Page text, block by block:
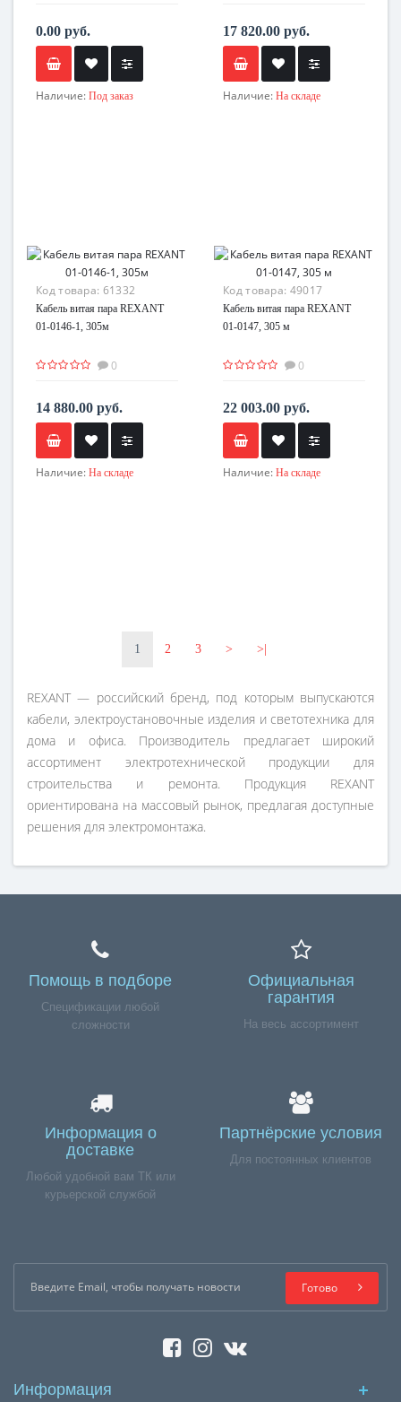
0.00 руб.
Наличие: Под заказ
17 820.00 руб.
Наличие: На складе
Код товара: 61332
Кабель витая пара REXANT
01-0146-1, 305м
0
14 880.00 руб.
Наличие: На складе
Код товара: 49017
Кабель витая пара REXANT
01-0147, 305 м
0
22 003.00 руб.
Наличие: На складе
1 2 3 > >|
REXANT — российский бренд, под которым выпускаются
кабели, электроустановочные изделия и светотехника для
дома и офиса. Производитель предлагает широкий
ассортимент электротехнической продукции для
строительства и ремонта. Продукция REXANT
ориентирована на массовый рынок, предлагая доступные
решения для электромонтажа.
Помощь в подборе
Спецификации любой
сложности
Официальная
гарантия
На весь ассортимент
Информация о
доставке
Любой удобной вам ТК или
курьерской службой
Партнёрские условия
Для постоянных клиентов
Готово
Информация